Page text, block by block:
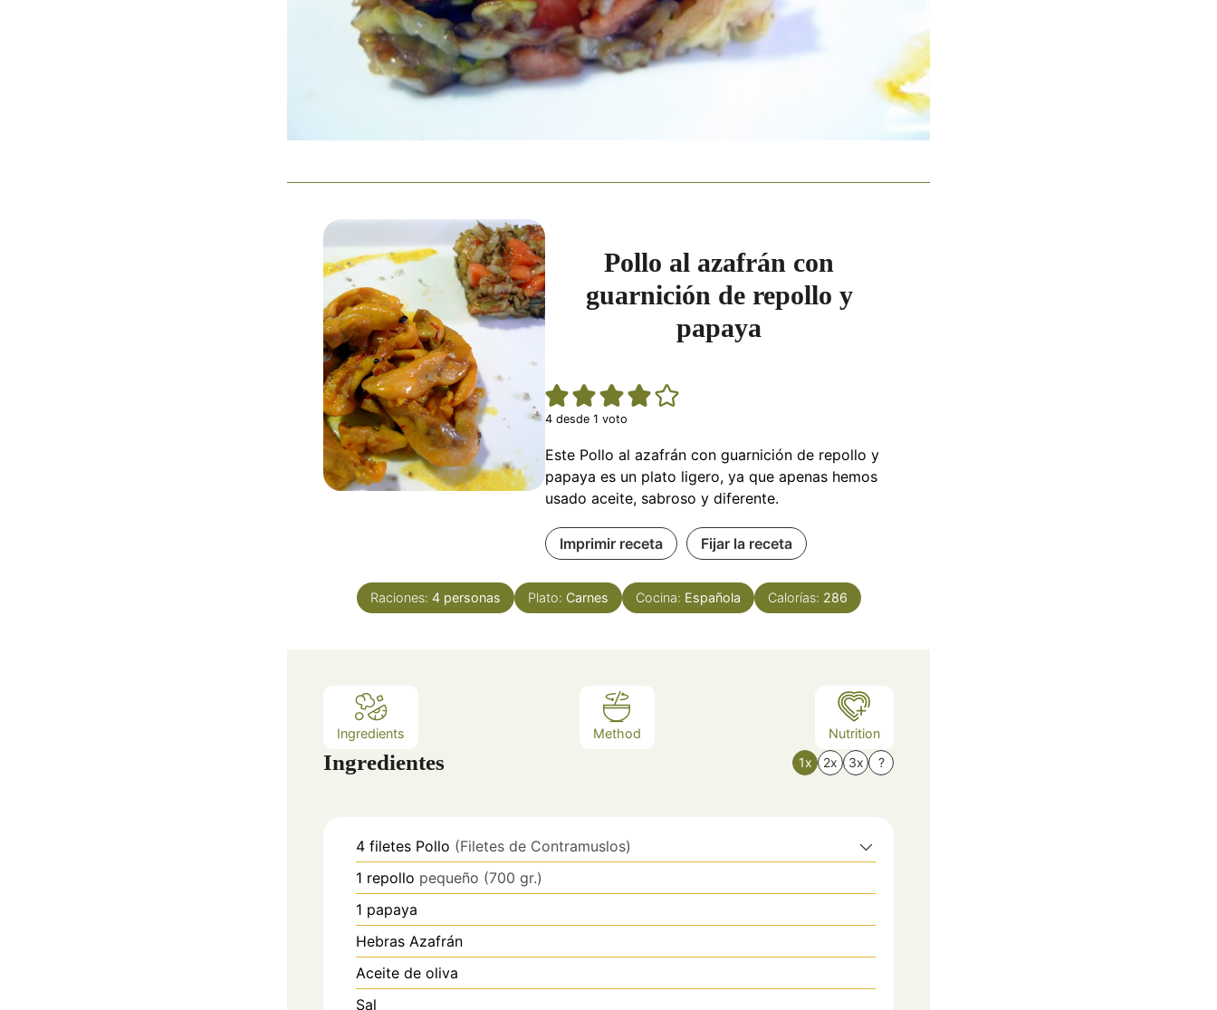
Pollo al azafrán con
guarnición de repollo y
papaya
4desde 1 voto
Este Pollo al azafrán con guarnición de repollo y
papaya es un plato ligero, ya que apenas hemos
usado aceite, sabroso y diferente.
Imprimir receta Fijar la receta
Raciones: 4 personas Plato: Carnes Cocina: Española Calorías: 286
Ingredients Method Nutrition
Ingredientes 1x 2x 3x ?
4 filetes Pollo (Filetes de Contramuslos)
1 repollo pequeño (700 gr.)
1 papaya
Hebras Azafrán
Aceite de oliva
Sal